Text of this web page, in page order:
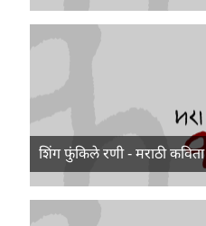
शिंग फुंकिले रणी - मराठी